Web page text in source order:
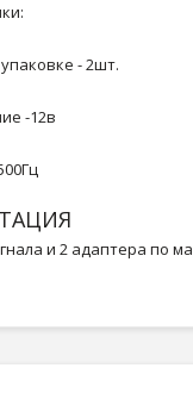
- 2шт.
-12в
и 2 адаптера по